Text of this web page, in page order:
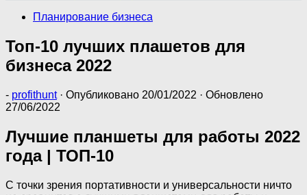
Планирование бизнеса
Топ-10 лучших плашетов для
бизнеса 2022
- profithunt · Опубликовано 20/01/2022 · Обновлено
27/06/2022
Лучшие планшеты для работы 2022
года | ТОП-10
С точки зрения портативности и универсальности ничто